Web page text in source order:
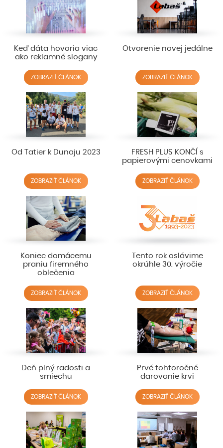
Keď dáta hovoria viac
ako reklamné slogany
ZOBRAZIŤ ČLÁNOK
Otvorenie novej jedálne
ZOBRAZIŤ ČLÁNOK
Od Tatier k Dunaju 2023
ZOBRAZIŤ ČLÁNOK
FRESH PLUS KONČÍ s
papierovými cenovkami
ZOBRAZIŤ ČLÁNOK
Koniec domácemu
praniu firemného
oblečenia
ZOBRAZIŤ ČLÁNOK
Tento rok oslávime
okrúhle 30. výročie
ZOBRAZIŤ ČLÁNOK
Deň plný radosti a
smiechu
ZOBRAZIŤ ČLÁNOK
Prvé tohtoročné
darovanie krvi
ZOBRAZIŤ ČLÁNOK